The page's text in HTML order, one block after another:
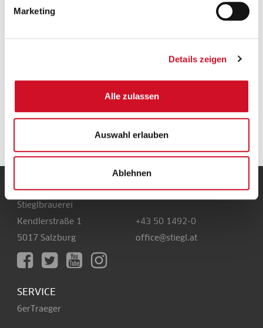
Marketing
Details zeigen
Alle zulassen
Auswahl erlauben
Ablehnen
Ab einem Bestellwert von 50 Euro wird deine
Bestellung innerhalb Österreichs gratis versendet.
Geprüfte Leistung
UNSERE HEIMAT
Stieglbrauerei
Kendlerstraße 1
5017 Salzburg
+43 50 1492-0
office@stiegl.at
SERVICE
6erTraeger